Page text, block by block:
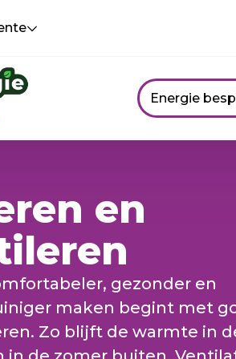
Energie
en
gezonder en
maken begint met
Zo blijft de warmte in